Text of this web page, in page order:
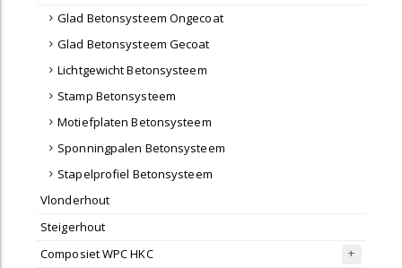
Glad Betonsysteem Ongecoat
Glad Betonsysteem Gecoat
Lichtgewicht Betonsysteem
Stamp Betonsysteem
Motiefplaten Betonsysteem
Sponningpalen Betonsysteem
Stapelprofiel Betonsysteem
Vlonderhout
Steigerhout
Composiet WPC HKC